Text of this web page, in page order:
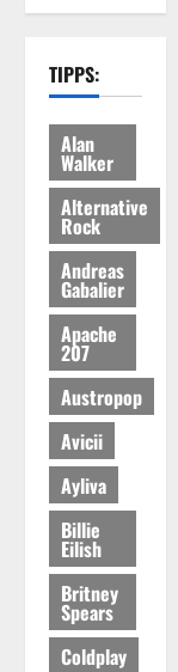
TIPPS:
Alan
Walker
Alternative
Rock
Andreas
Gabalier
Apache
207
Austropop
Avicii
Ayliva
Billie
Eilish
Britney
Spears
Coldplay